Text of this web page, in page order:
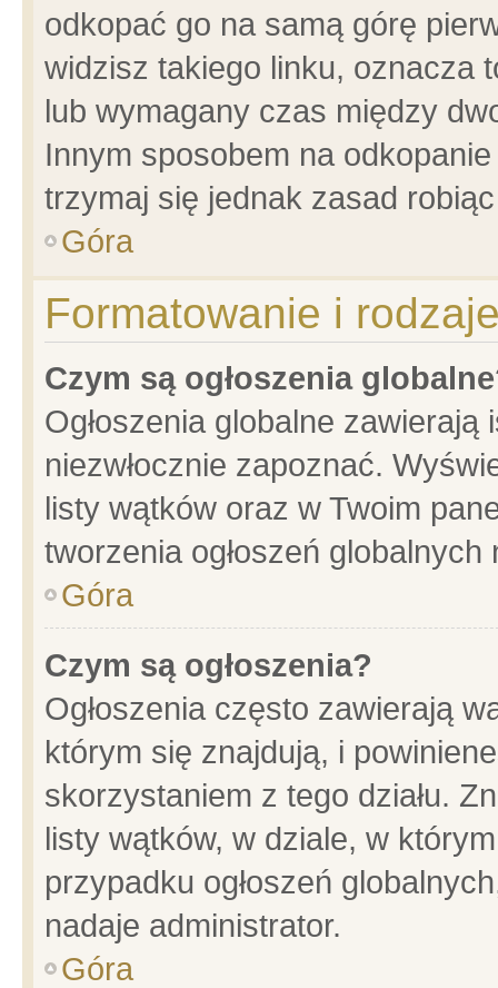
odkopać go na samą górę
widzisz takiego linku, oznacza
lub wymagany czas między
Innym sposobem na
trzymaj się jednak zasad
Góra
Formatowanie i
Czym są ogłoszenia
Ogłoszenia globalne
niezwłocznie zapoznać.
listy wątków oraz w Twoim
tworzenia ogłoszeń
Góra
Czym są ogłoszenia?
Ogłoszenia często zawierają
którym się znajdują, i
skorzystaniem z tego działu.
listy wątków, w dziale, w
przypadku ogłoszeń
nadaje administrator.
Góra